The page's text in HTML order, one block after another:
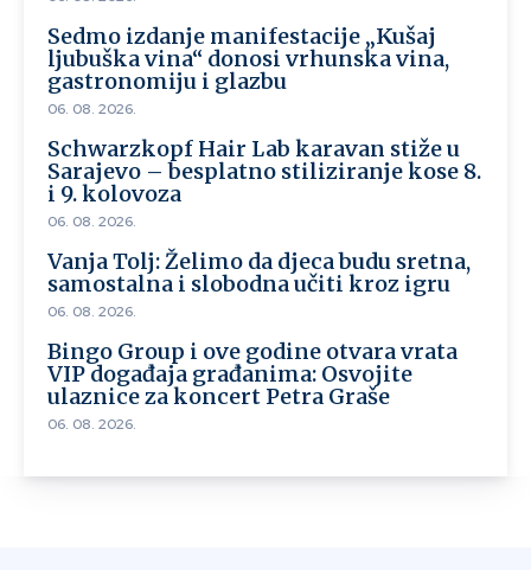
Sedmo izdanje manifestacije „Kušaj
ljubuška vina“ donosi vrhunska vina,
gastronomiju i glazbu
06. 08. 2026.
Schwarzkopf Hair Lab karavan stiže u
Sarajevo – besplatno stiliziranje kose 8.
i 9. kolovoza
06. 08. 2026.
Vanja Tolj: Želimo da djeca budu sretna,
samostalna i slobodna učiti kroz igru
06. 08. 2026.
Bingo Group i ove godine otvara vrata
VIP događaja građanima: Osvojite
ulaznice za koncert Petra Graše
06. 08. 2026.